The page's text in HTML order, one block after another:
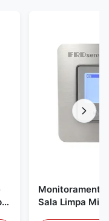
Monitoramento
Sala Limpa